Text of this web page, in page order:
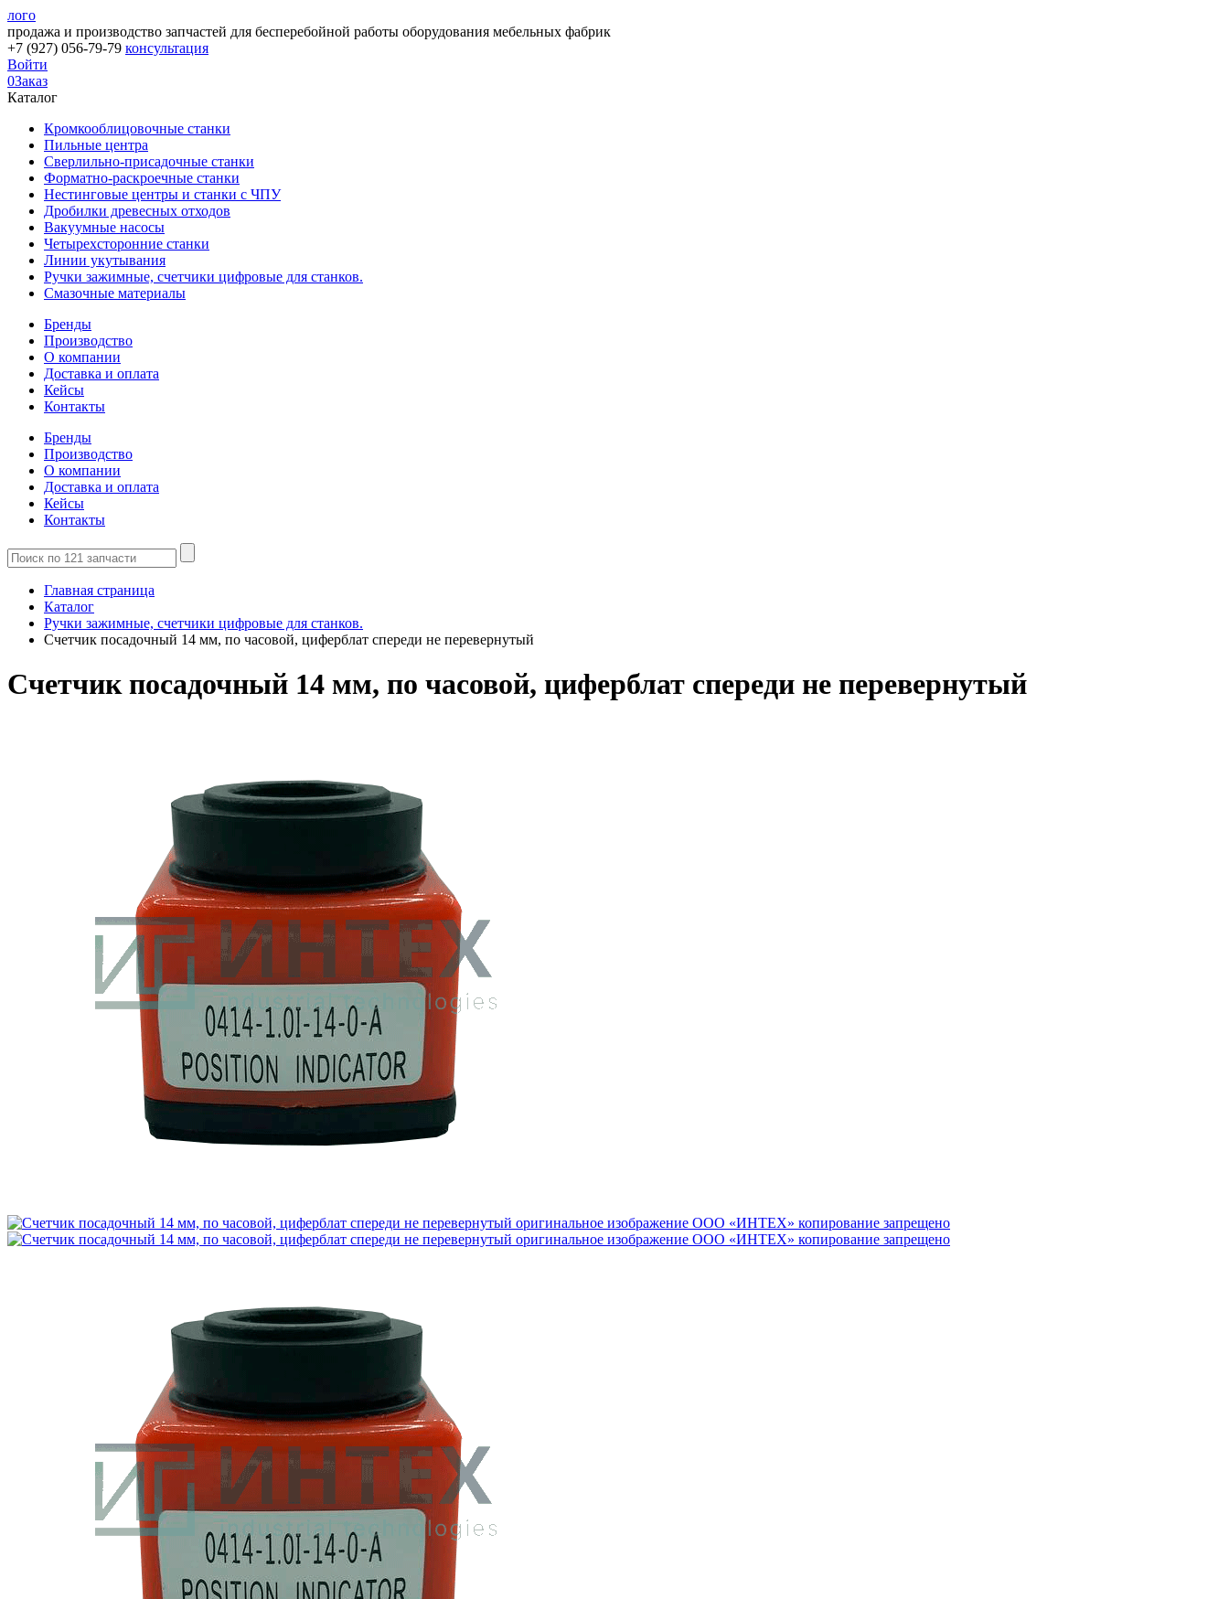
лого
продажа и производство запчастей для бесперебойной работы оборудования мебельных фабрик
+7 (927) 056-79-79 консультация
Войти
0Заказ
Каталог
Кромкооблицовочные станки
Пильные центра
Сверлильно-присадочные станки
Форматно-раскроечные станки
Нестинговые центры и станки с ЧПУ
Дробилки древесных отходов
Вакуумные насосы
Четырехсторонние станки
Линии укутывания
Ручки зажимные, счетчики цифровые для станков.
Смазочные материалы
Бренды
Производство
О компании
Доставка и оплата
Кейсы
Контакты
Бренды
Производство
О компании
Доставка и оплата
Кейсы
Контакты
Главная страница
Каталог
Ручки зажимные, счетчики цифровые для станков.
Счетчик посадочный 14 мм, по часовой, циферблат спереди не перевернутый
Счетчик посадочный 14 мм, по часовой, циферблат спереди не перевернутый